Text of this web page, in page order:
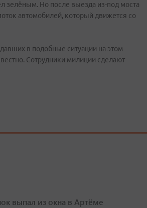
зелёным. Но после выезда из-под моста
автомобилей, который движется со
в подобные ситуации на этом
Сотрудники милиции сделают
выпал из окна в Артёме